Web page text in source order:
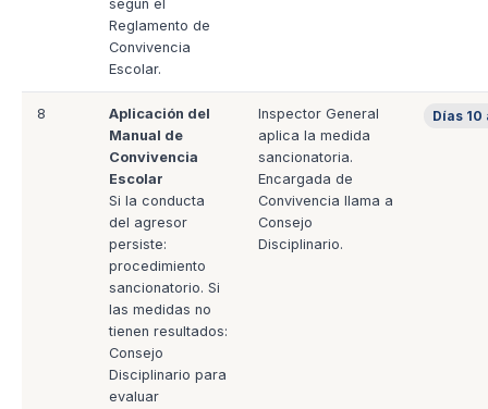
según el
Reglamento de
Convivencia
Escolar.
8
Aplicación del
Manual de
Convivencia
Escolar
Si la conducta
del agresor
persiste:
procedimiento
sancionatorio. Si
las medidas no
tienen resultados:
Consejo
Disciplinario para
evaluar
Inspector General
aplica la medida
sancionatoria.
Encargada de
Convivencia llama a
Consejo
Disciplinario.
Días 10